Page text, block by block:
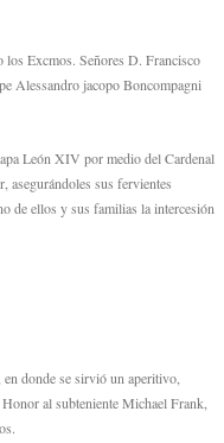
los Excmos. Señores D. Francisco
Alessandro jacopo Boncompagni
León XIV por medio del Cardenal
asegurándoles sus fervientes
de ellos y sus familias la intercesión
donde se sirvió un aperitivo,
al subteniente Michael Frank,